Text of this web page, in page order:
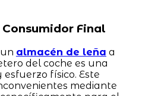
Final
almacén de leña a
del coche es una
físico. Este
mediante